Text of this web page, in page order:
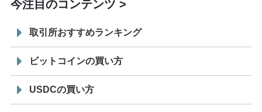
今注目のコンテンツ
取引所おすすめランキング
ビットコインの買い方
USDCの買い方